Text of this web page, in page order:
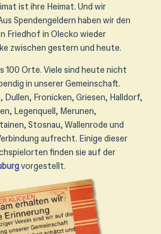
ist ihre Heimat. Und wir
Spendengeldern haben wir den
Friedhof in Olecko wieder
zwischen gestern und heute.
100 Orte. Viele sind heute nicht
in unserer Gemeinschaft.
Fronicken, Griesen, Halldorf,
Legenquell, Merunen,
Stosnau, Wallenrode und
aufrecht. Einige dieser
finden sie auf der
vorgestellt.